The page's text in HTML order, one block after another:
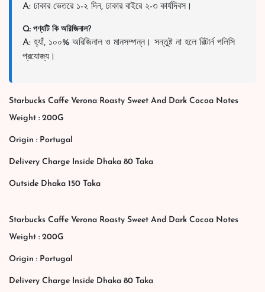
A: ঢাকার ভেতরে ১-২ দিন, ঢাকার বাইরে ২-৩ কার্যদিবস।
Q: পণ্যটি কি অরিজিনাল?
A: হ্যাঁ, ১০০% অরিজিনাল ও মানসম্পন্ন। সন্তুষ্ট না হলে রিটার্ন পলিসি
প্রযোজ্য।
Starbucks Caffe Verona Roasty Sweet And Dark Cocoa Notes
Weight : 200G
Origin : Portugal
Delivery Charge Inside Dhaka 80 Taka
Outside Dhaka 150 Taka
Starbucks Caffe Verona Roasty Sweet And Dark Cocoa Notes
Weight : 200G
Origin : Portugal
Delivery Charge Inside Dhaka 80 Taka